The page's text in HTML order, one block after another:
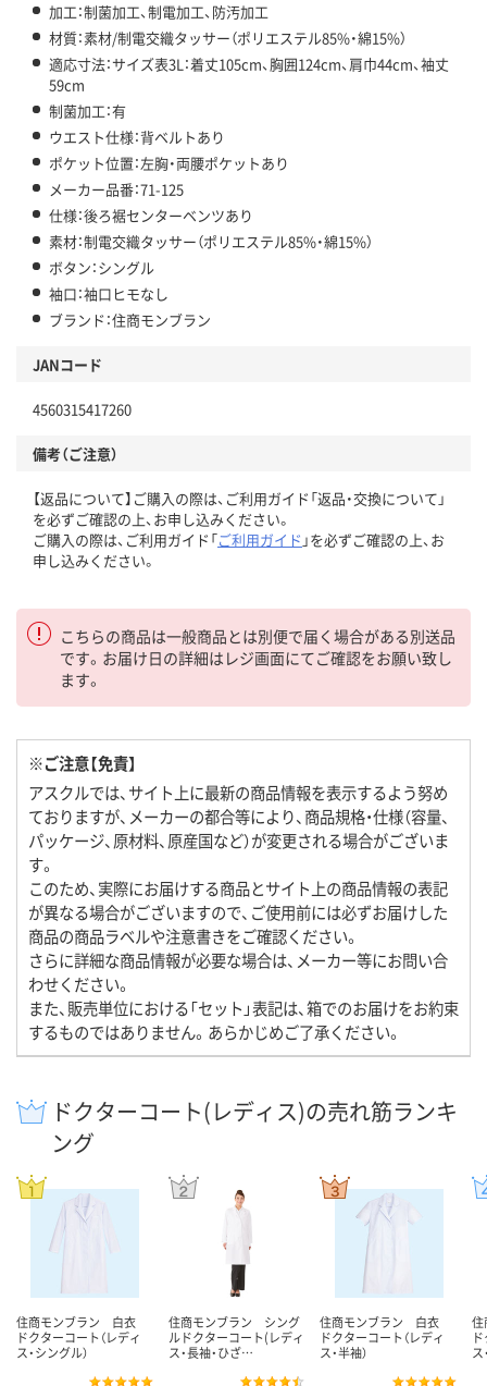
加工：制菌加工、制電加工、防汚加工
材質：素材/制電交織タッサー（ポリエステル85%・綿15%）
適応寸法：サイズ表3L：着丈105cm、胸囲124cm、肩巾44cm、袖丈
59cm
制菌加工：有
ウエスト仕様：背ベルトあり
ポケット位置：左胸・両腰ポケットあり
メーカー品番：71-125
仕様：後ろ裾センターベンツあり
素材：制電交織タッサー（ポリエステル85%・綿15%）
ボタン：シングル
袖口：袖口ヒモなし
ブランド：住商モンブラン
JANコード
4560315417260
備考（ご注意）
【返品について】ご購入の際は、ご利用ガイド「返品・交換について」
を必ずご確認の上、お申し込みください。
ご購入の際は、ご利用ガイド「ご利用ガイド 」を必ずご確認の上、お
申し込みください。
こちらの商品は一般商品とは別便で届く場合がある別送品
です。お届け日の詳細はレジ画面にてご確認をお願い致し
ます。
※ご注意【免責】
アスクルでは、サイト上に最新の商品情報を表示するよう努め
ておりますが、メーカーの都合等により、商品規格・仕様（容量、
パッケージ、原材料、原産国など）が変更される場合がございま
す。
このため、実際にお届けする商品とサイト上の商品情報の表記
が異なる場合がございますので、ご使用前には必ずお届けした
商品の商品ラベルや注意書きをご確認ください。
さらに詳細な商品情報が必要な場合は、メーカー等にお問い合
わせください。
また、販売単位における「セット」表記は、箱でのお届けをお約束
するものではありません。あらかじめご了承ください。
ドクターコート(レディス)の売れ筋ランキ
ング
住商モンブラン 白衣
ドクターコート（レディ
ス・シングル）
住商モンブラン シング
ルドクターコート(レディ
ス・長袖・ひざ…
住商モンブラン 白衣
ドクターコート（レディ
ス・半袖）
ス